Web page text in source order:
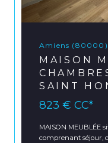
Amiens (80000)
MAISON
SAINT
823 € CC*
MAISON MEUBLÉE
comprenant séjour,